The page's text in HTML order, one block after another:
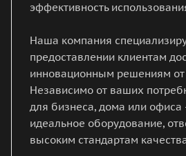
эффективность
Наша компания
предоставлении клиентам
инновационным решениям от
Независимо от ваших
для бизнеса, дома или офиса
идеальное оборудование,
высоким стандартам